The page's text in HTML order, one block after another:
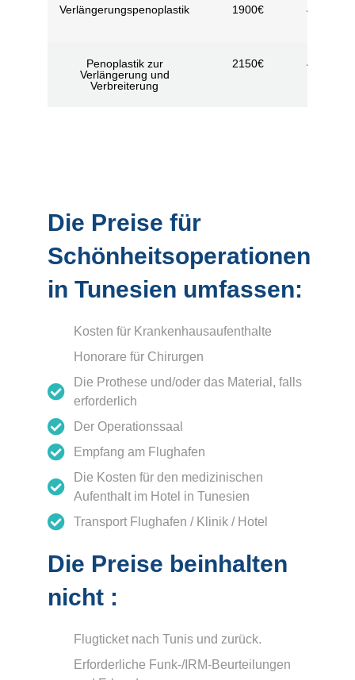
Verlängerungspenoplastik 1900€
4 Nächte
Penoplastik zur
Verlängerung und
Verbreiterung
2150€
4 Nächte
Die Preise für
Schönheitsoperationen
in Tunesien umfassen:
Kosten für Krankenhausaufenthalte
Honorare für Chirurgen
Die Prothese und/oder das Material, falls
erforderlich
Der Operationssaal
Empfang am Flughafen
Die Kosten für den medizinischen
Aufenthalt im Hotel in Tunesien
Transport Flughafen / Klinik / Hotel
Die Preise beinhalten
nicht :
Flugticket nach Tunis und zurück.
Erforderliche Funk-/IRM-Beurteilungen